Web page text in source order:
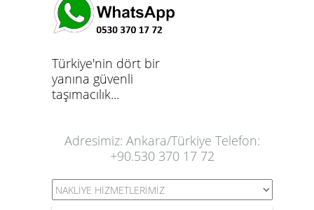
Türkiye'nin dört bir
yanına güvenli
taşımacılık...
Adresimiz: Ankara/Türkiye Telefon:
+90.530 370 17 72